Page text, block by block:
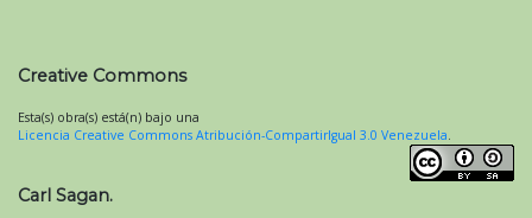
Creative Commons
Esta(s) obra(s) está(n) bajo una
Licencia Creative Commons Atribución-CompartirIgual 3.0 Venezuela.
Carl Sagan.